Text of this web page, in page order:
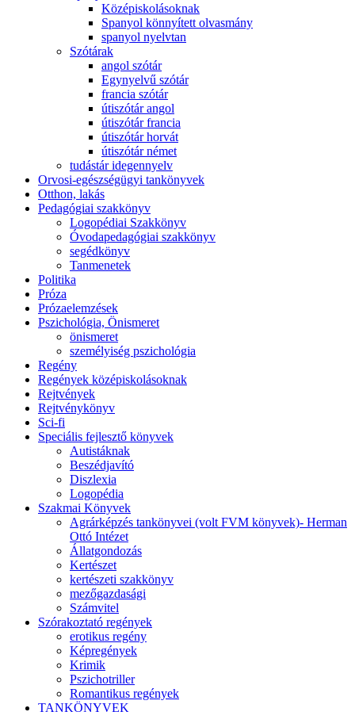
Középiskolásoknak
Spanyol könnyített olvasmány
spanyol nyelvtan
Szótárak
angol szótár
Egynyelvű szótár
francia szótár
útiszótár angol
útiszótár francia
útiszótár horvát
útiszótár német
tudástár idegennyelv
Orvosi-egészségügyi tankönyvek
Otthon, lakás
Pedagógiai szakkönyv
Logopédiai Szakkönyv
Óvodapedagógiai szakkönyv
segédkönyv
Tanmenetek
Politika
Próza
Prózaelemzések
Pszichológia, Önismeret
önismeret
személyiség pszichológia
Regény
Regények középiskolásoknak
Rejtvények
Rejtvénykönyv
Sci-fi
Speciális fejlesztő könyvek
Autistáknak
Beszédjavító
Diszlexia
Logopédia
Szakmai Könyvek
Agrárképzés tankönyvei (volt FVM könyvek)- Herman
Ottó Intézet
Állatgondozás
Kertészet
kertészeti szakkönyv
mezőgazdasági
Számvitel
Szórakoztató regények
erotikus regény
Képregények
Krimik
Pszichotriller
Romantikus regények
TANKÖNYVEK